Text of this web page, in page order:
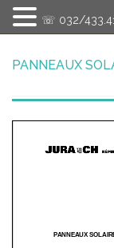
PANNEAUX
☏ 032/